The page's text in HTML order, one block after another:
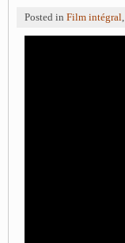
Posted in Film intégral,